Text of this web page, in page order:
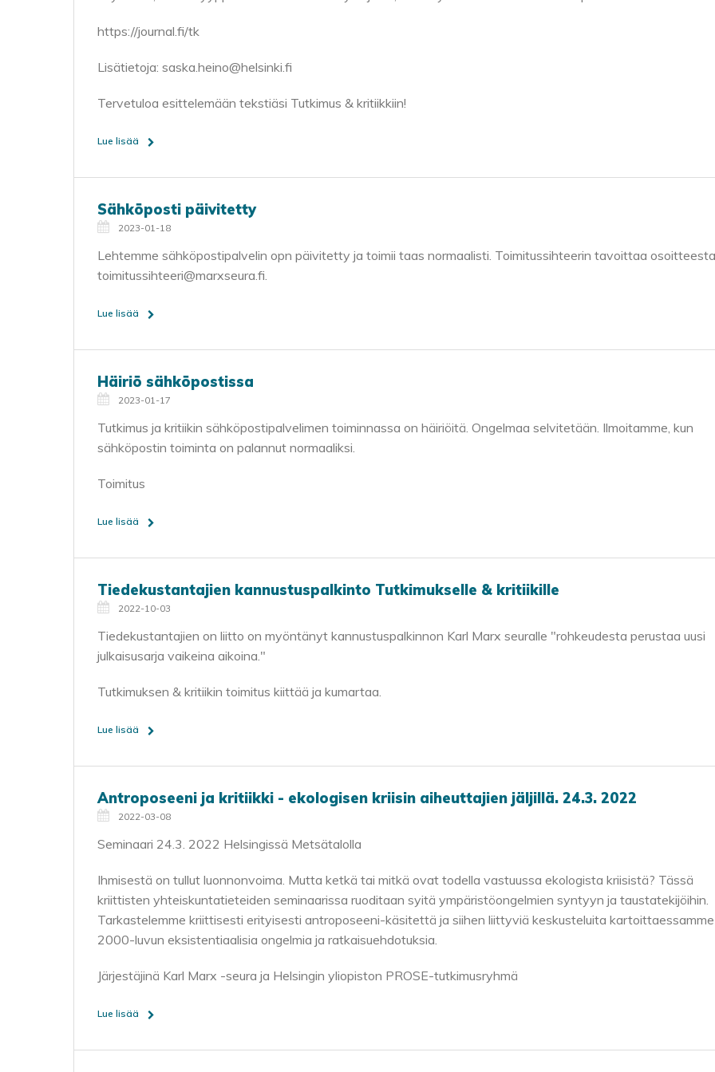
https://journal.fi/tk
Lisätietoja: saska.heino@helsinki.fi
Tervetuloa esittelemään tekstiäsi Tutkimus & kritiikkiin!
Lue lisää
Sähköposti päivitetty
2023-01-18
Lehtemme sähköpostipalvelin opn päivitetty ja toimii taas normaalisti. Toimitussihteerin tavoittaa osoitteesta
toimitussihteeri@marxseura.fi.
Lue lisää
Häiriö sähköpostissa
2023-01-17
Tutkimus ja kritiikin sähköpostipalvelimen toiminnassa on häiriöitä. Ongelmaa selvitetään. Ilmoitamme, kun
sähköpostin toiminta on palannut normaaliksi.
Toimitus
Lue lisää
Tiedekustantajien kannustuspalkinto Tutkimukselle & kritiikille
2022-10-03
Tiedekustantajien on liitto on myöntänyt kannustuspalkinnon Karl Marx seuralle "rohkeudesta perustaa uusi
julkaisusarja vaikeina aikoina."
Tutkimuksen & kritiikin toimitus kiittää ja kumartaa.
Lue lisää
Antroposeeni ja kritiikki - ekologisen kriisin aiheuttajien jäljillä. 24.3. 2022
2022-03-08
Seminaari 24.3. 2022 Helsingissä Metsätalolla
Ihmisestä on tullut luonnonvoima. Mutta ketkä tai mitkä ovat todella vastuussa ekologista kriisistä? Tässä
kriittisten yhteiskuntatieteiden seminaarissa ruoditaan syitä ympäristöongelmien syntyyn ja taustatekijöihin.
Tarkastelemme kriittisesti erityisesti antroposeeni-käsitettä ja siihen liittyviä keskusteluita kartoittaessamme
2000-luvun eksistentiaalisia ongelmia ja ratkaisuehdotuksia.
Järjestäjinä Karl Marx -seura ja Helsingin yliopiston PROSE-tutkimusryhmä
Lue lisää